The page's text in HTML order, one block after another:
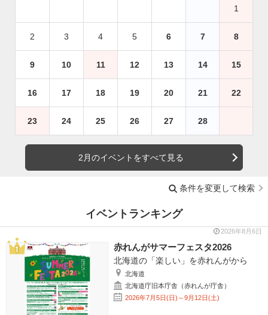
1
2 3 4 5 6 7 8
9 10 11 12 13 14 15
16 17 18 19 20 21 22
23 24 25 26 27 28
2月のイベントをすべて見る
条件を変更して検索
イベントランキング
2026年8月6日
赤れんがサマーフェスタ2026
北海道の「楽しい」を赤れんがから
北海道
北海道庁旧本庁舎（赤れんが庁舎）
2026年7月5日(日)～9月12日(土)